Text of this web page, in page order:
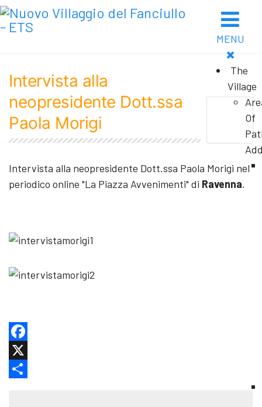
MENU
The
Village
Of
Intervista alla
neopresidente Dott.ssa
Paola Morigi
Intervista alla neopresidente Dott.ssa Paola Morigi nel
periodico online "La Piazza Avvenimenti" di Ravenna.
Facebook
X